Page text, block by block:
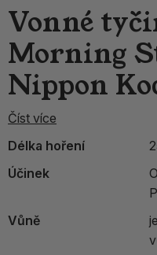
Vonné
Morning
Nippon
Číst více
Délka hoření
Účinek
Vůně